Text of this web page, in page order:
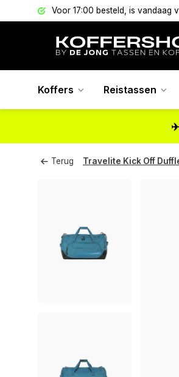
Voor 17:00 besteld, is vandaag
Koffers Reistassen
Terug Travelite Kick Off